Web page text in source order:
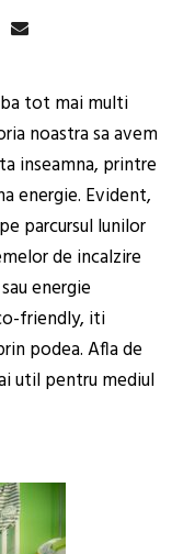
tot mai multi
noastra sa avem
inseamna, printre
energie. Evident,
parcursul lunilor
de incalzire
energie
friendly, iti
podea. Afla de
util pentru mediul